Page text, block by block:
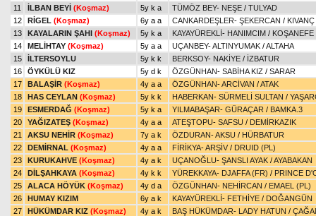
11
İLBAN BEYİ (Koşmaz) 5y k a TÜMÖZ BEY- NEŞE / TULYAD
12
RİGEL (Koşmaz) 6y a a CANKARDEŞLER- ŞEKERCAN /
13
KAYALARIN ŞAHI (Koşmaz) 5y k a KAYAYÜREKLİ- HANIMCIM / KOŞANEFE
14
MELİHTAY (Koşmaz) 5y a a UÇANBEY-ALTINYUMAK /ALTAHA
15
İLTERSOYLU 5y k k BERKSOY- NAKİYE / İZBATUR
16
ÖYKÜLÜ KIZ 5y d k ÖZGÜNHAN- SABİHA KIZ / SARAR
17
BALAŞİR (Koşmaz) 4y a a ÖZGÜNHAN-ARCİVAN /ATAK
18
HAS CEYLAN (Koşmaz) 5y k k HABERKAN- SÜRMELİ SULTAN /
19
ESMERDAĞ (Koşmaz) 5y k a YILMABAŞAR- GÜRAÇAR / BAMKA.3
20
YAĞIZATEŞ (Koşmaz) 4y a a ATEŞTOPU- SAFSU / DEMİRKAZIK
21
AKSU NEHİR (Koşmaz) 7y a k ÖZDURAN-AKSU / HÜRBATUR
22
DEMİRNAL (Koşmaz) 4y a a FİRİKYA-ARŞİV/ DRUID (PL)
23
KURUKAHVE (Koşmaz) 4y a k UÇANOĞLU- ŞANSLI AYAK /AYABAKAN
24
DİLŞAHKAYA (Koşmaz) 4y k k YÜREKKAYA- DJAFFA (FR) / PRINCE
25
ALACA HÖYÜK (Koşmaz) 4y d a ÖZGÜNHAN- NEHİRCAN / EMAEL (PL)
26
HUMAY KIZIM 6y a k KAYAYÜREKLİ- FETHİYE / DOĞANGÜN
27
HÜKÜMDAR KIZ (Koşmaz) 4y a k BAŞ HÜKÜMDAR- LADY HATUN /